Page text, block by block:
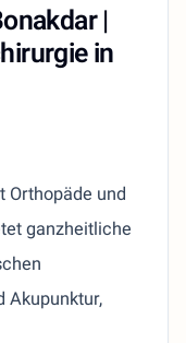
|
in
Orthopäde und
ganzheitliche
Akupunktur,